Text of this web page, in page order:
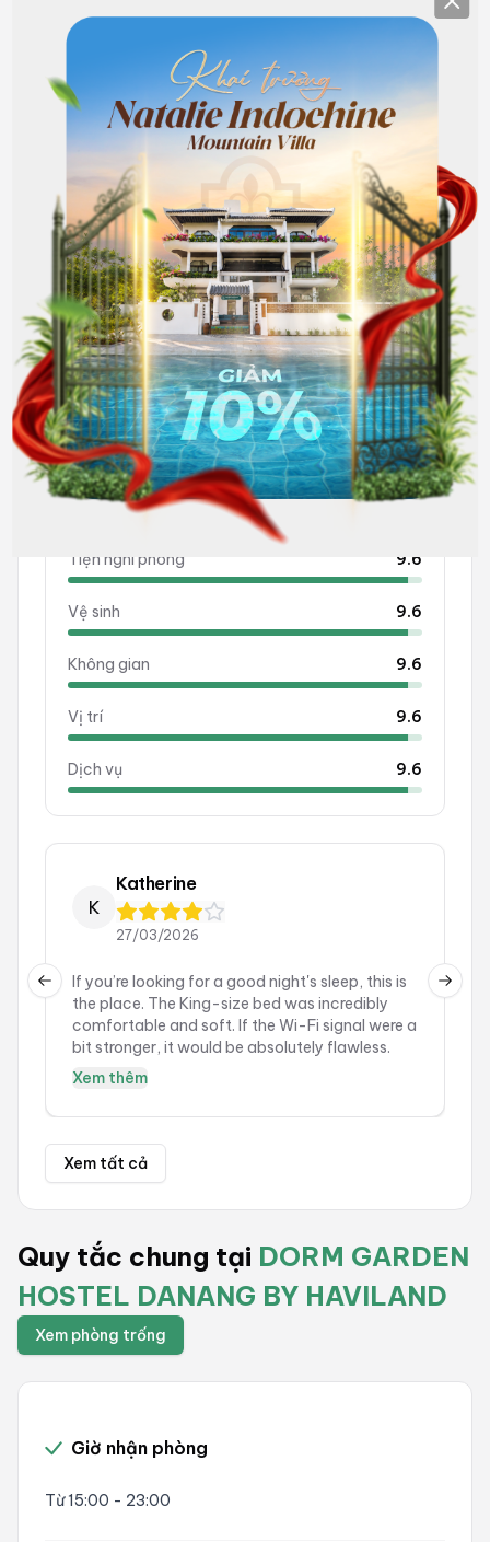
8 Giường đơn
Điều hòa không khí
Nhà vệ sinh
Ổ điện gần giường
Bàn ghế ngoài trời
Phòng tắm chung
VNĐ 2.800.000
VNĐ2.520.000
Giá đã bao gồm thuế phí
Hết phòng
Đặt phòng
Đánh giá từ khách hàng
4.8 Tuyệt vời·5 đánh giá
Nhân viên 9.6
Tiện nghi phòng 9.6
Vệ sinh 9.6
Không gian 9.6
Vị trí 9.6
Dịch vụ 9.6
K
Katherine
27/03/2026
If you’re looking for a good night's sleep, this is
the place. The King-size bed was incredibly
comfortable and soft. If the Wi-Fi signal were a
bit stronger, it would be absolutely flawless.
Xem thêm
Previous slide Next
Xem tất cả
Quy tắc chung tại DORM GARDEN
HOSTEL DANANG BY HAVILAND
Xem phòng trống
Giờ nhận phòng
Từ 15:00 - 23:00